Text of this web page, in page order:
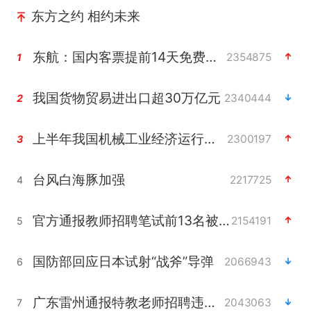
东方之约 相约未来
1 东航：国内客票提前14天免费退改 2354875
2 我国货物贸易进出口超30万亿元 2340444
3 上半年我国机械工业经济运行稳中有进 2300197
4 台风白海豚加强 2217725
5 官方通报教师招聘笔试前13名被淘汰 2154191
6 国防部回应日本试射“战斧”导弹 2066943
7 广东雷州通报特教老师招聘违规事件 2043063